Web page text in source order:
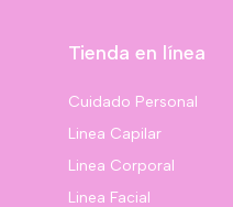
Tienda en línea
Cuidado Personal
Linea Capilar
Linea Corporal
Linea Facial